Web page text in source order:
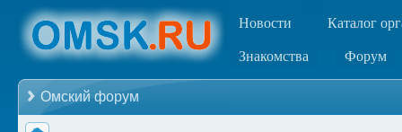
Новости Каталог
Знакомства Форум
Омский форум